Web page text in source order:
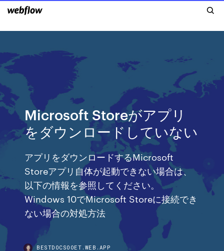
Microsoft Storeがアプリ
をダウンロードしていない
アプリをダウンロードするMicrosoft
Storeアプリ自体が起動できない場合は、
以下の情報を参照してください。
Windows 10でMicrosoft Storeに接続でき
ない場合の対処方法
BESTDOCSOOET.WEB.APP